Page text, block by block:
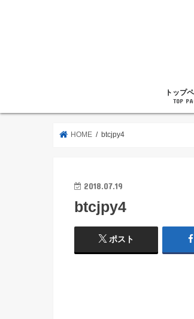
トップ
TOP
HOME btcjpy4
2018.07.19
btcjpy4
ポスト